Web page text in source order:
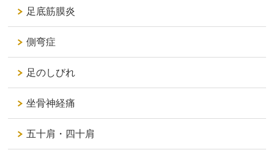
足底筋膜炎
側弯症
足のしびれ
坐骨神経痛
五十肩・四十肩